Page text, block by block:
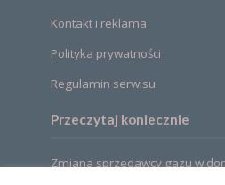
Kontakt i reklama
Polityka prywatności
Regulamin serwisu
Przeczytaj koniecznie
Zmiana sprzedawcy gazu w